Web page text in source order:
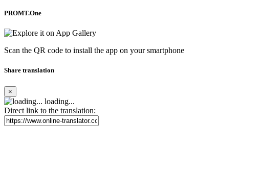
PROMT.One
Scan the QR code to install the app on your smartphone
Share translation
×
loading...
Direct link to the translation: